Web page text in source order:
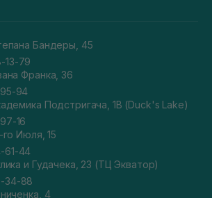
Бандеры, 45
13-79
Франка, 36
94
Подстригача, 1В (Duck's Lake)
16
го Июля, 15
61-44
и Гудачека, 23 (ТЦ Экватор)
34-88
4